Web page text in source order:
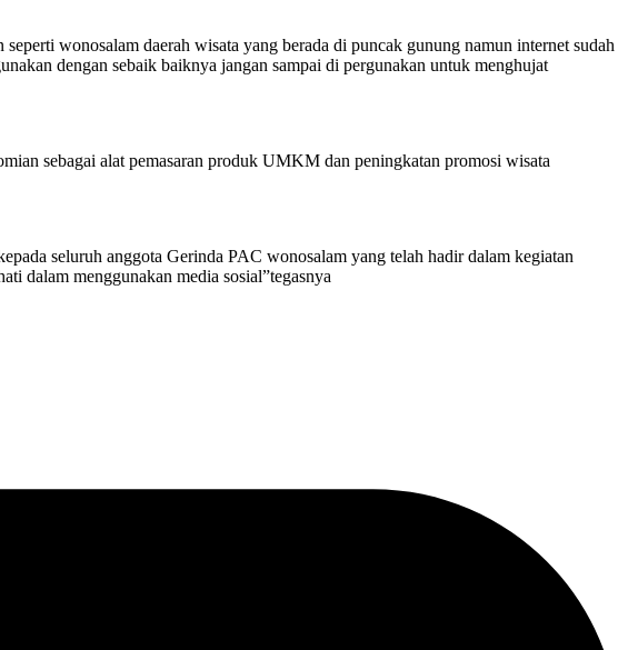
wonosalam daerah wisata yang berada di puncak gunung namun internet sudah
dengan sebaik baiknya jangan sampai di pergunakan untuk menghujat
sebagai alat pemasaran produk UMKM dan peningkatan promosi wisata
seluruh anggota Gerinda PAC wonosalam yang telah hadir dalam kegiatan
dalam menggunakan media sosial”tegasnya